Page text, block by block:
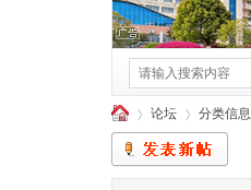
论坛 分类信息